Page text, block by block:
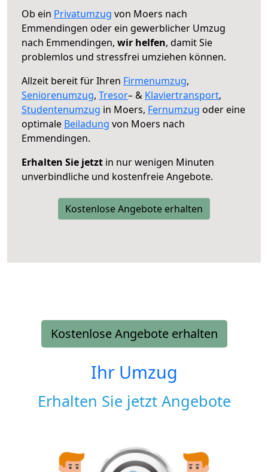
Ob ein Privatumzug von Moers nach
Emmendingen oder ein gewerblicher Umzug
nach Emmendingen, wir helfen, damit Sie
problemlos und stressfrei umziehen können.
Allzeit bereit für Ihren Firmenumzug,
Seniorenumzug, Tresor– & Klaviertransport,
Studentenumzug in Moers, Fernumzug oder eine
optimale Beiladung von Moers nach
Emmendingen.
Erhalten Sie jetzt in nur wenigen Minuten
unverbindliche und kostenfreie Angebote.
Kostenlose Angebote erhalten
Kostenlose Angebote erhalten
Ihr Umzug
Erhalten Sie jetzt Angebote